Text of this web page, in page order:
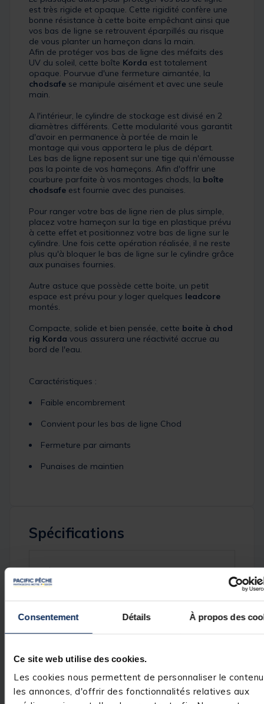
Consentement Détails À propos des
Ce site web utilise des cookies.
Les cookies nous permettent de personnaliser le
les annonces, d'offrir des fonctionnalités relatives aux
est très rigide et opaque. Cette rigidité confère une
bonne résistance à cette boite empêchant ainsi que
vos bas de ligne se retrouvent éparpillés au risque
de vous planter un hameçon dans la main.
Afin de protéger vos bas de ligne des méfaits des
UV du soleil, cette boîte Korda est totalement
opaque. Pourvue d'une fermeture aimantée, la
chodsafe se manipule aisément et avec une seule
main.
A l'intérieur, le cylindre de stockage est divisé en 2
diamètres différents. Cette modularité vous garantit
d'avoir en permanence à portée de main le
montage qui vous apportera le plus de départ.
Les bas de ligne reposent sur une tige qui n'émousse
pas la pointe de vos hameçons. Afin d'offrir une
courbure parfaite à vos montages chods, la boîte
chodsafe est fournie avec des punaises.
Pour ranger votre bas de ligne rien de plus simple,
placez votre hameçon sur la tige en plastique prévu
à cette effet et positionnez votre bas de ligne sur le
cylindre. Une fois cette opération réalisée, il ne reste
plus qu'à bloquer le bas de ligne sur le cylindre grâce
aux punaises fournies.
Autre astuce que possède cette boite, un petit
espace est prévu pour y loger quelques leadcore
montés.
Compacte, solide et bien pensée, cette boite à chod
rig Korda vous assurera une réactivité accrue au
bord de l'eau.
Caractéristiques :
Faible encombrement
Convient pour les bas de ligne Chod
Fermeture par aimants
Punaises de maintien
Spécifications
Réf.
121356-1
Marque
Avis des pêcheurs
3
/5
Avis vérifié